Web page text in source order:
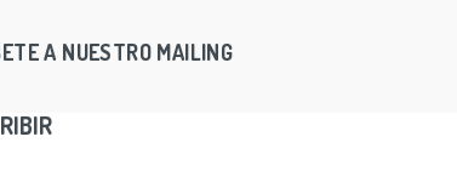
A NUESTRO MAILING